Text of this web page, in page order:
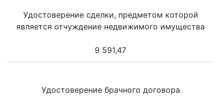
Удостоверение сделки, предметом которой
является отчуждение недвижимого имущества
9 591,47
Удостоверение брачного договора